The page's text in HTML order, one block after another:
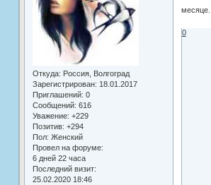
Откуда: Россия, Волгоград
Зарегистрирован: 18.01.2017
Приглашений: 0
Сообщений: 616
Уважение: +229
Позитив: +294
Пол: Женский
Провел на форуме:
6 дней 22 часа
Последний визит:
25.02.2020 18:46
месяце.
0